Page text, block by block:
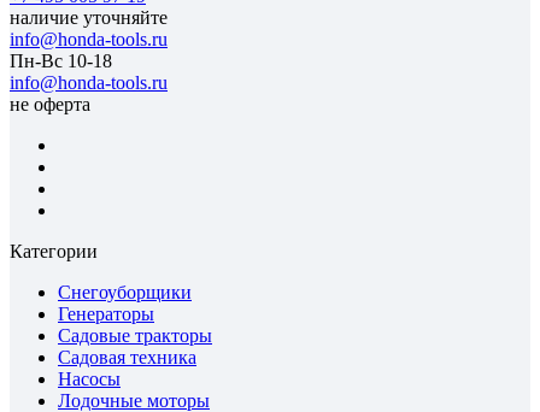
наличие уточняйте
info@honda-tools.ru
Пн-Вс 10-18
info@honda-tools.ru
не оферта
Категории
Снегоуборщики
Генераторы
Садовые тракторы
Садовая техника
Насосы
Лодочные моторы